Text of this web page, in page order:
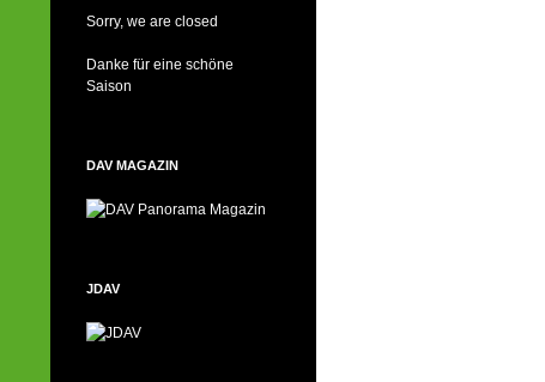
Sorry, we are closed
Danke für eine schöne
Saison
DAV MAGAZIN
JDAV